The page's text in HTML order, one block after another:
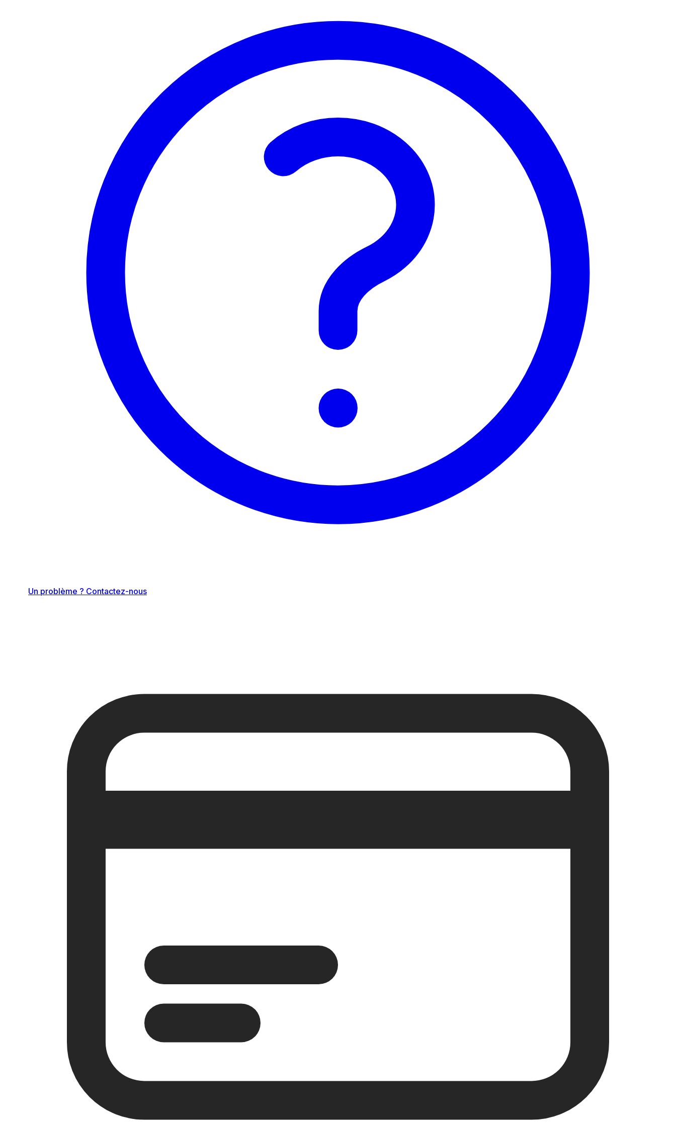
Un problème ? Contactez-nous